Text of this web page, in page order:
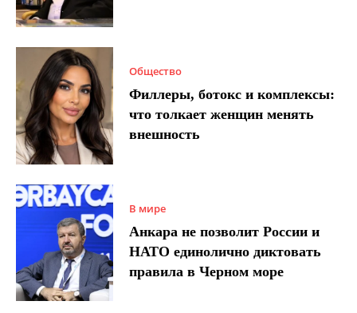
Общество
Филлеры, ботокс и комплексы:
что толкает женщин менять
внешность
В мире
Анкара не позволит России и
НАТО единолично диктовать
правила в Черном море